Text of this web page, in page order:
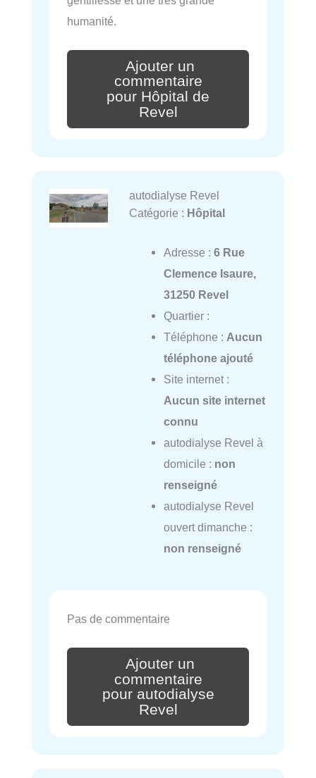
humanité.
Ajouter un
commentaire
pour Hôpital de
Revel
autodialyse Revel
Catégorie : Hôpital
Adresse : 6 Rue
Clemence Isaure,
31250 Revel
Quartier :
Téléphone : Aucun
téléphone ajouté
Site internet :
Aucun site internet
connu
autodialyse Revel à
domicile : non
renseigné
autodialyse Revel
ouvert dimanche :
non renseigné
Pas de commentaire
Ajouter un
commentaire
pour autodialyse
Revel